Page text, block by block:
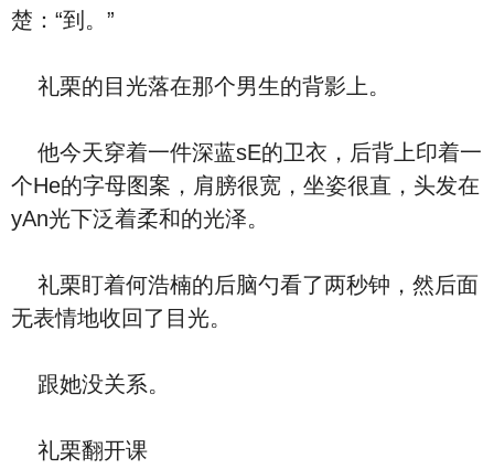
楚：“到。”
礼栗的目光落在那个男生的背影上。
他今天穿着一件深蓝sE的卫衣，后背上印着一
个He的字母图案，肩膀很宽，坐姿很直，头发在
yAn光下泛着柔和的光泽。
礼栗盯着何浩楠的后脑勺看了两秒钟，然后面
无表情地收回了目光。
跟她没关系。
礼栗翻开课